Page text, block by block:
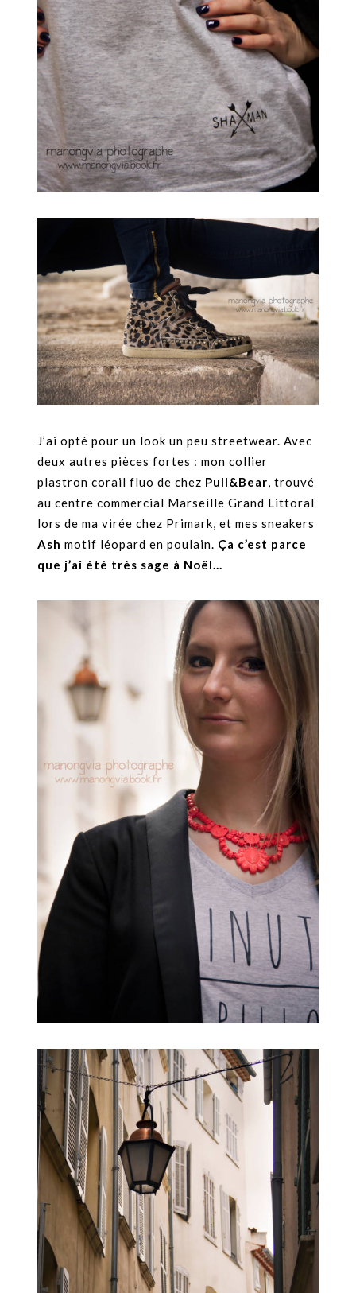
J’ai opté pour un look un peu streetwear. Avec
deux autres pièces fortes : mon collier
plastron corail fluo de chez Pull&Bear, trouvé
au centre commercial Marseille Grand Littoral
lors de ma virée chez Primark, et mes sneakers
Ash motif léopard en poulain. Ça c’est parce
que j’ai été très sage à Noël…